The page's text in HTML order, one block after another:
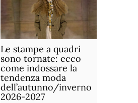
Le stampe a quadri
sono tornate: ecco
come indossare la
tendenza moda
dell’autunno/inverno
2026-2027